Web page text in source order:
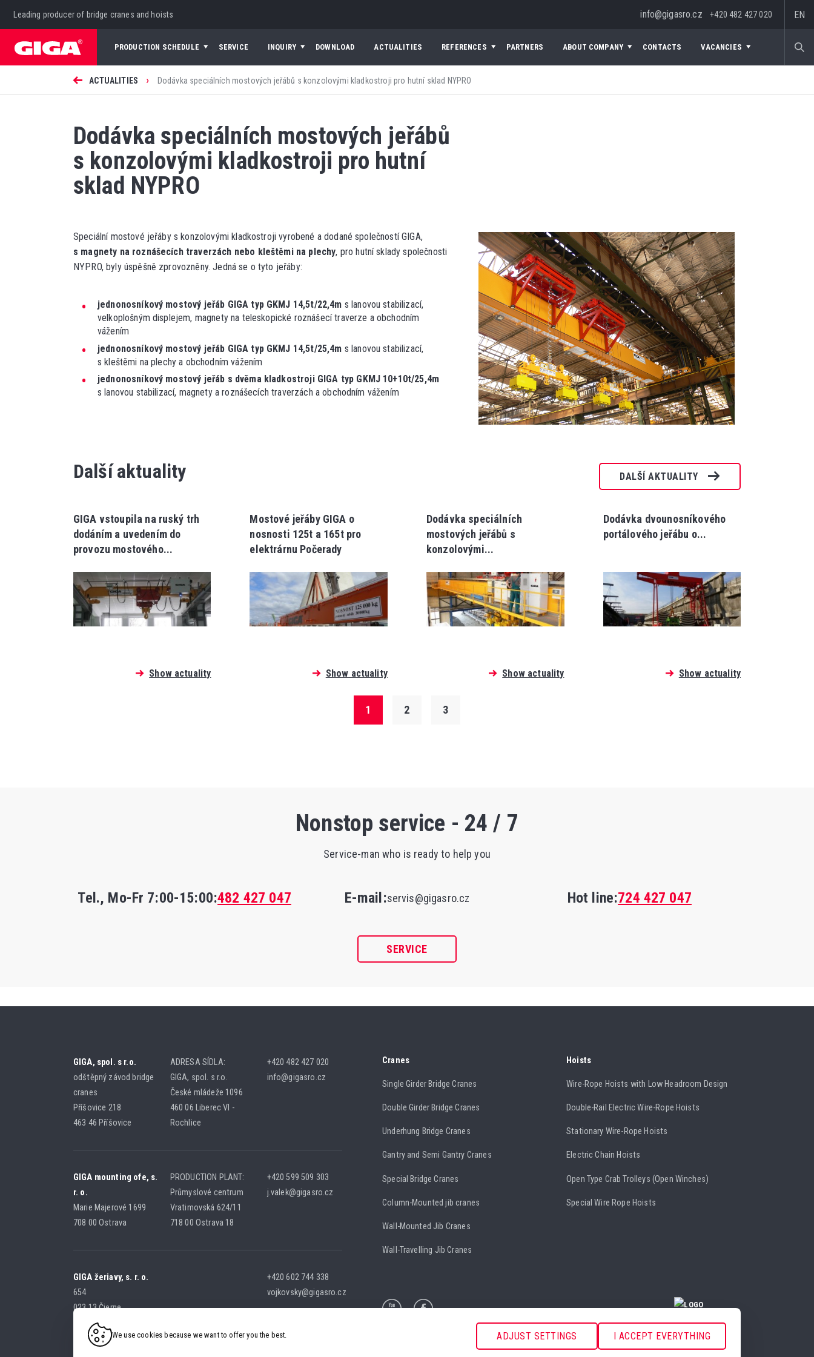
Leading producer of bridge cranes and hoists info@gigasro.cz+420 482 427 020 EN
PRODUCTION SCHEDULE SERVICE INQUIRY DOWNLOAD ACTUALITIES REFERENCES PARTNERS ABOUT COMPANY CONTACTS VACANCIES
ACTUALITIES › Dodávka speciálních mostových jeřábů s konzolovými kladkostroji pro hutní sklad NYPRO
Dodávka speciálních mostových jeřábů
s konzolovými kladkostroji pro hutní
sklad NYPRO
Speciální mostové jeřáby s konzolovými kladkostroji vyrobené a dodané společností GIGA,
s magnety na roznášecích traverzách nebo kleštěmi na plechy, pro hutní sklady společnosti
NYPRO, byly úspěšně zprovozněny. Jedná se o tyto jeřáby:
jednonosníkový mostový jeřáb GIGA typ GKMJ 14,5t/22,4m s lanovou stabilizací,
velkoplošným displejem, magnety na teleskopické roznášecí traverze a obchodním
vážením
jednonosníkový mostový jeřáb GIGA typ GKMJ 14,5t/25,4m s lanovou stabilizací,
s kleštěmi na plechy a obchodním vážením
jednonosníkový mostový jeřáb s dvěma kladkostroji GIGA typ GKMJ 10+10t/25,4m
s lanovou stabilizací, magnety a roznášecích traverzách a obchodním vážením
Další aktuality DALŠÍ AKTUALITY
GIGA vstoupila na ruský trh
dodáním a uvedením do
provozu mostového...
Show actuality
Mostové jeřáby GIGA o
nosnosti 125t a 165t pro
elektrárnu Počerady
Show actuality
Dodávka speciálních
mostových jeřábů s
konzolovými...
Show actuality
Dodávka dvounosníkového
portálového jeřábu o...
Show actuality
1 2 3
Nonstop service - 24 / 7
Service-man who is ready to help you
Tel., Mo-Fr 7:00-15:00:482 427 047 E-mail:servis@gigasro.cz Hot line:724 427 047
SERVICE
GIGA, spol. s r.o.
odštěpný závod bridge
cranes
Příšovice 218
463 46 Příšovice
ADRESA SÍDLA:
GIGA, spol. s r.o.
České mládeže 1096
460 06 Liberec VI -
Rochlice
+420 482 427 020
info@gigasro.cz
GIGA mounting ofe, s.
r. o.
Marie Majerové 1699
708 00 Ostrava
PRODUCTION PLANT:
Průmyslové centrum
Vratimovská 624/11
718 00 Ostrava 18
+420 599 509 303
j.valek@gigasro.cz
GIGA žeriavy, s. r. o.
654
023 13 Čierne
SLOVAK REPUBLIC
+420 602 744 338
vojkovsky@gigasro.cz
Cranes
Single Girder Bridge Cranes
Double Girder Bridge Cranes
Underhung Bridge Cranes
Gantry and Semi Gantry Cranes
Special Bridge Cranes
Column-Mounted jib cranes
Wall-Mounted Jib Cranes
Wall-Travelling Jib Cranes
Hoists
Wire-Rope Hoists with Low Headroom Design
Double-Rail Electric Wire-Rope Hoists
Stationary Wire-Rope Hoists
Electric Chain Hoists
Open Type Crab Trolleys (Open Winches)
Special Wire Rope Hoists
We use cookies because we want to offer you the best.
ADJUST SETTINGS I ACCEPT EVERYTHING